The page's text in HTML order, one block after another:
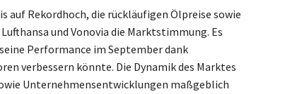
auf Rekordhoch, die rückläufigen Ölpreise sowie
und Vonovia die Marktstimmung. Es
Performance im September dank
verbessern könnte. Die Dynamik des Marktes
Unternehmensentwicklungen maßgeblich